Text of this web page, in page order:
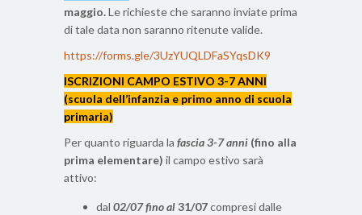
maggio.Le richieste che saranno inviate prima
di tale data non saranno ritenute valide.
https://forms.gle/3UzYUQLDFaSYqsDK9
ISCRIZIONI CAMPO ESTIVO 3-7 ANNI
(scuola dell’infanzia e primo anno di scuola
primaria)
Per quanto riguarda la fascia 3-7 anni (fino alla
prima elementare) il campo estivo sarà
attivo:
dal 02/07 fino al31/07compresi dalle